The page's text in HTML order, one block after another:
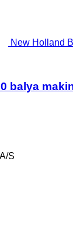
New Holland
balya
S